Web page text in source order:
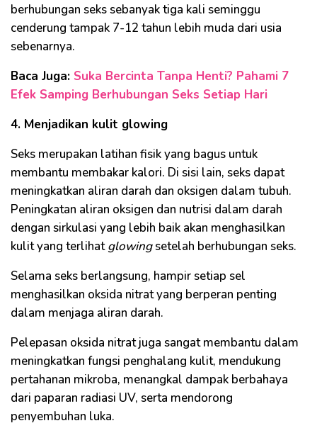
berhubungan seks sebanyak tiga kali seminggu
cenderung tampak 7-12 tahun lebih muda dari usia
sebenarnya.
Baca Juga: Suka Bercinta Tanpa Henti? Pahami 7
Efek Samping Berhubungan Seks Setiap Hari
4. Menjadikan kulit glowing
Seks merupakan latihan fisik yang bagus untuk
membantu membakar kalori. Di sisi lain, seks dapat
meningkatkan aliran darah dan oksigen dalam tubuh.
Peningkatan aliran oksigen dan nutrisi dalam darah
dengan sirkulasi yang lebih baik akan menghasilkan
kulit yang terlihatglowingsetelah berhubungan seks.
Selama seks berlangsung, hampir setiap sel
menghasilkan oksida nitrat yang berperan penting
dalam menjaga aliran darah.
Pelepasan oksida nitrat juga sangat membantu dalam
meningkatkan fungsi penghalang kulit, mendukung
pertahanan mikroba, menangkal dampak berbahaya
dari paparan radiasi UV, serta mendorong
penyembuhan luka.